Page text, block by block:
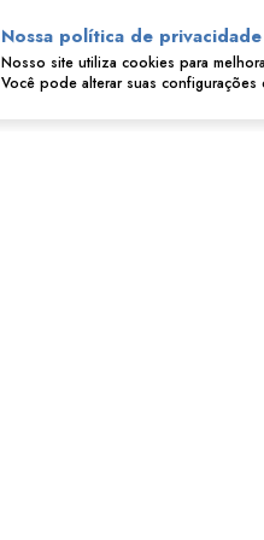
Nossa política de
Nosso site utiliza cookies para
Você pode alterar suas